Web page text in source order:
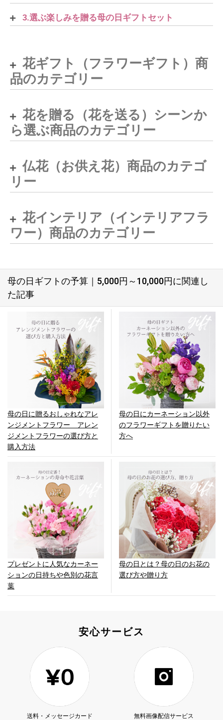
3.選ぶ楽しみを贈る母の日ギフトセット
花ギフト（フラワーギフト）商
品のカテゴリー
花を贈る（花を送る）シーンか
ら選ぶ商品のカテゴリー
仏花（お供え花）商品のカテゴ
リー
花インテリア（インテリアフラ
ワー）商品のカテゴリー
母の日ギフトの予算｜5,000円～10,000円に関連し
た記事
母の日に贈るおしゃれなアレ
ンジメントフラワー アレン
ジメントフラワーの選び方と
購入方法
母の日にカーネーション以外
のフラワーギフトを贈りたい
方へ
プレゼントに人気なカーネー
ションの日持ちや色別の花言
葉
母の日とは？母の日のお花の
選び方や贈り方
安心サービス
送料・メッセージカード
無料画像配信サービス